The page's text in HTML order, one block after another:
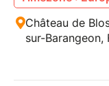
Château de
sur-Barangeon,